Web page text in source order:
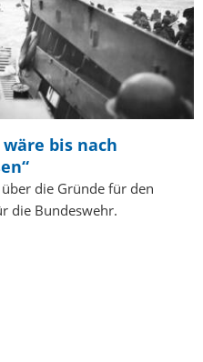
wäre bis nach
die Gründe für den
die Bundeswehr.